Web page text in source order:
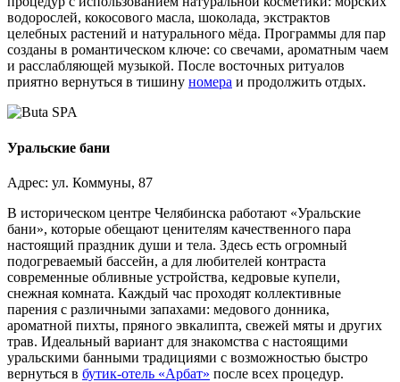
водорослей, кокосового масла, шоколада, экстрактов
целебных растений и натурального мёда. Программы для пар
созданы в романтическом ключе: со свечами, ароматным чаем
и расслабляющей музыкой. После восточных ритуалов
приятно вернуться в тишину номера и продолжить отдых.
Уральские бани
Адрес: ул. Коммуны, 87
В историческом центре Челябинска работают «Уральские
бани», которые обещают ценителям качественного пара
настоящий праздник души и тела. Здесь есть огромный
подогреваемый бассейн, а для любителей контраста
современные обливные устройства, кедровые купели,
снежная комната. Каждый час проходят коллективные
парения с различными запахами: медового донника,
ароматной пихты, пряного эвкалипта, свежей мяты и других
трав. Идеальный вариант для знакомства с настоящими
уральскими банными традициями с возможностью быстро
вернуться в бутик-отель «Арбат» после всех процедур.